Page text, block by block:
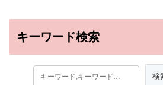
キーワード検索